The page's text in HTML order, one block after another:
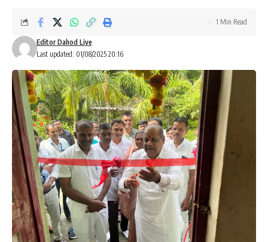
Last updated: 01/08/2025 20:16
Editor Dahod Live
1 Min Read